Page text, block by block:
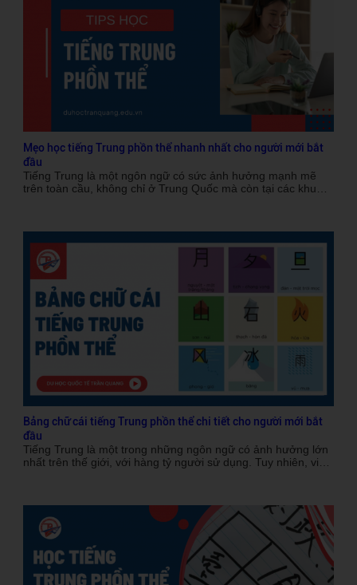
hội nghề nghiệp. Hãy cùng Du học Quốc tế Trần Quang tìm
hiểu lý do tại sao học tiếng Trung phồn thể lại quan trọng,
cách bắt đầu học và các tài nguyên hữu ích dành cho người
mới bắt đầu.
Mẹo học tiếng Trung phồn thể​ nhanh nhất cho người mới bắt
đầu
Tiếng Trung là một ngôn ngữ có sức ảnh hưởng mạnh mẽ
trên toàn cầu, không chỉ ở Trung Quốc mà còn tại các khu
lịch sử và nghệ thuật truyền thống của các quốc gia sử dụng
hệ chữ này. Vậy tiếng Trung phồn thể là gì và tại sao lại nên
học? Cùng Du học Quốc tế Trần Quang tìm hiểu chi tiết trong
bài viết dưới đây!
Bảng chữ cái tiếng Trung phồn thể chi tiết cho người mới bắt
đầu
Tiếng Trung là một trong những ngôn ngữ có ảnh hưởng lớn
nhất trên thế giới, với hàng tỷ người sử dụng. Tuy nhiên, việc
thể. Bảng chữ cái tiếng Trung phồn thể là một trong những
hệ thống chữ viết cổ điển và được sử dụng rộng rãi tại Đài
Loan, Hồng Kông và Ma Cao. Trong bài viết dưới đây, Du học
Quốc tế Trần Quang sẽ giúp bạn hiểu rõ hơn về bảng chữ cái
tiếng Trung phồn thể, cách viết, cách đọc và địa điểm học
tiếng Trung uy tín.